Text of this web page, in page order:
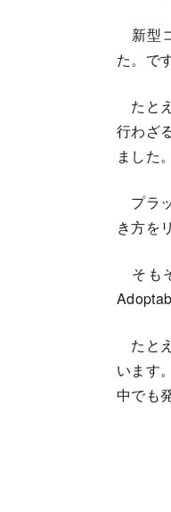
新型
た。で
たと
行わざ
ました。
プラ
き方を
そも
たと
います
中でも